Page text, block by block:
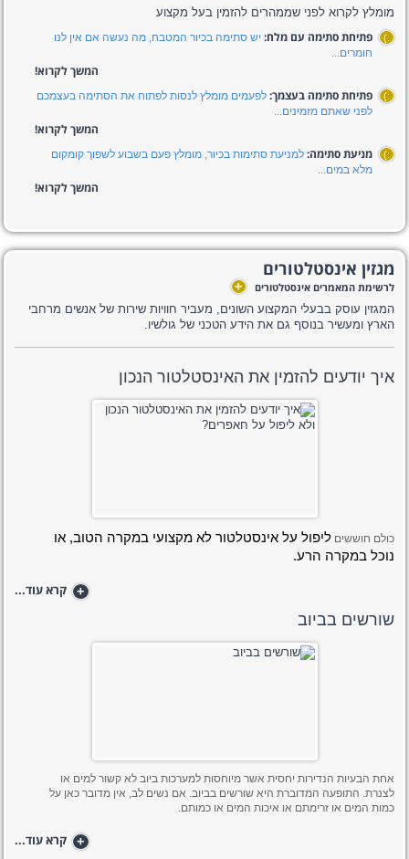
מומלץ לקרוא לפני שממהרים להזמין בעל מקצוע
:) פתיחת סתימה עם מלח: יש סתימה בכיור המטבח, מה נעשה אם אין לנו
חומרים...
המשך לקרוא!
:) פתיחת סתימה בעצמך: לפעמים מומלץ לנסות לפתוח את הסתימה בעצמכם
לפני שאתם מזמינים...
המשך לקרוא!
:) מניעת סתימה: למניעת סתימות בכיור, מומלץ פעם בשבוע לשפוך קומקום
מלא במים...
המשך לקרוא!
מגזין אינסטלטורים
לרשימת המאמרים אינסטלטורים +
המגזין עוסק בבעלי המקצוע השונים, מעביר חוויות שירות של אנשים מרחבי
הארץ ומעשיר בנוסף גם את הידע הטכני של גולשיו.
איך יודעים להזמין את האינסטלטור הנכון
כולם חוששים
נוכל במקרה הרע.
+ קרא עוד...
שורשים בביוב
אחת הבעיות הנדירות יחסית אשר מיוחסות למערכות ביוב לא קשור למים או
לצנרת. התופעה המדוברת היא שורשים בביוב. אם נשים לב, אין מדובר כאן על
כמות המים או זרימתם או איכות המים או כמותם.
+ קרא עוד...